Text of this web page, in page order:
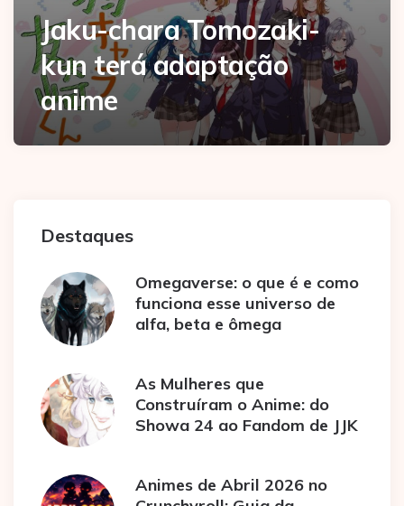
Jaku-chara Tomozaki-
kun terá adaptação
anime
Destaques
Omegaverse: o que é e como
funciona esse universo de
alfa, beta e ômega
As Mulheres que
Construíram o Anime: do
Showa 24 ao Fandom de JJK
Animes de Abril 2026 no